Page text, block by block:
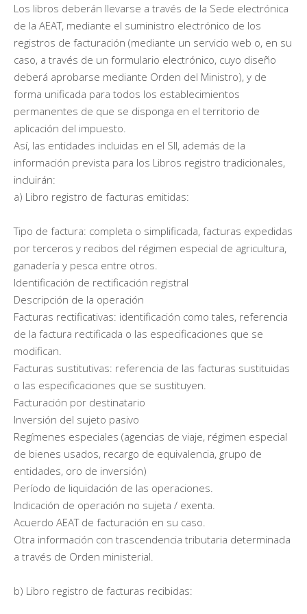
Los libros deberán llevarse a través de la Sede electrónica
de la AEAT, mediante el suministro electrónico de los
registros de facturación (mediante un servicio web o, en su
caso, a través de un formulario electrónico, cuyo diseño
deberá aprobarse mediante Orden del Ministro), y de
forma unificada para todos los establecimientos
permanentes de que se disponga en el territorio de
aplicación del impuesto.
Así, las entidades incluidas en el SII, además de la
información prevista para los Libros registro tradicionales,
incluirán:
a) Libro registro de facturas emitidas:
Tipo de factura: completa o simplificada, facturas expedidas
por terceros y recibos del régimen especial de agricultura,
ganadería y pesca entre otros.
Identificación de rectificación registral
Descripción de la operación
Facturas rectificativas: identificación como tales, referencia
de la factura rectificada o las especificaciones que se
modifican.
Facturas sustitutivas: referencia de las facturas sustituidas
o las especificaciones que se sustituyen.
Facturación por destinatario
Inversión del sujeto pasivo
Regímenes especiales (agencias de viaje, régimen especial
de bienes usados, recargo de equivalencia, grupo de
entidades, oro de inversión)
Período de liquidación de las operaciones.
Indicación de operación no sujeta / exenta.
Acuerdo AEAT de facturación en su caso.
Otra información con trascendencia tributaria determinada
a través de Orden ministerial.
b) Libro registro de facturas recibidas: